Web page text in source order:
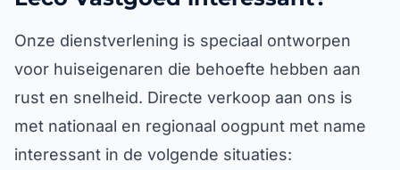
Onze dienstverlening is speciaal ontworpen
voor huiseigenaren die behoefte hebben aan
rust en snelheid. Directe verkoop aan ons is
met nationaal en regionaal oogpunt met name
interessant in de volgende situaties: